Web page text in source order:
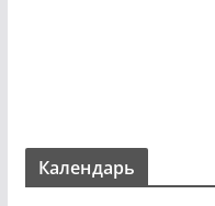
Календарь